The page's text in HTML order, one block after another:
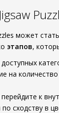
может
этапов,
на
к
сходству в